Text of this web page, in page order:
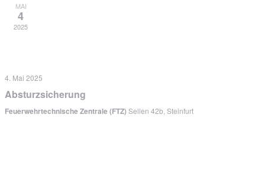
MAI
4
2025
4. Mai 2025
Absturzsicherung
Feuerwehrtechnische Zentrale (FTZ)Sellen 42b, Steinfurt